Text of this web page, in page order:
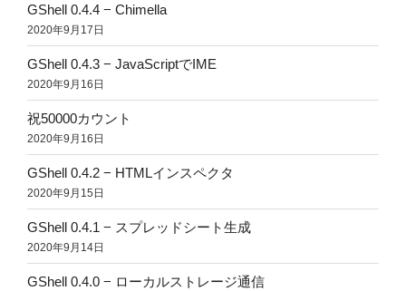
GShell 0.4.4 − Chimella
2020年9月17日
GShell 0.4.3 − JavaScriptでIME
2020年9月16日
祝50000カウント
2020年9月16日
GShell 0.4.2 − HTMLインスペクタ
2020年9月15日
GShell 0.4.1 − スプレッドシート生成
2020年9月14日
GShell 0.4.0 − ローカルストレージ通信